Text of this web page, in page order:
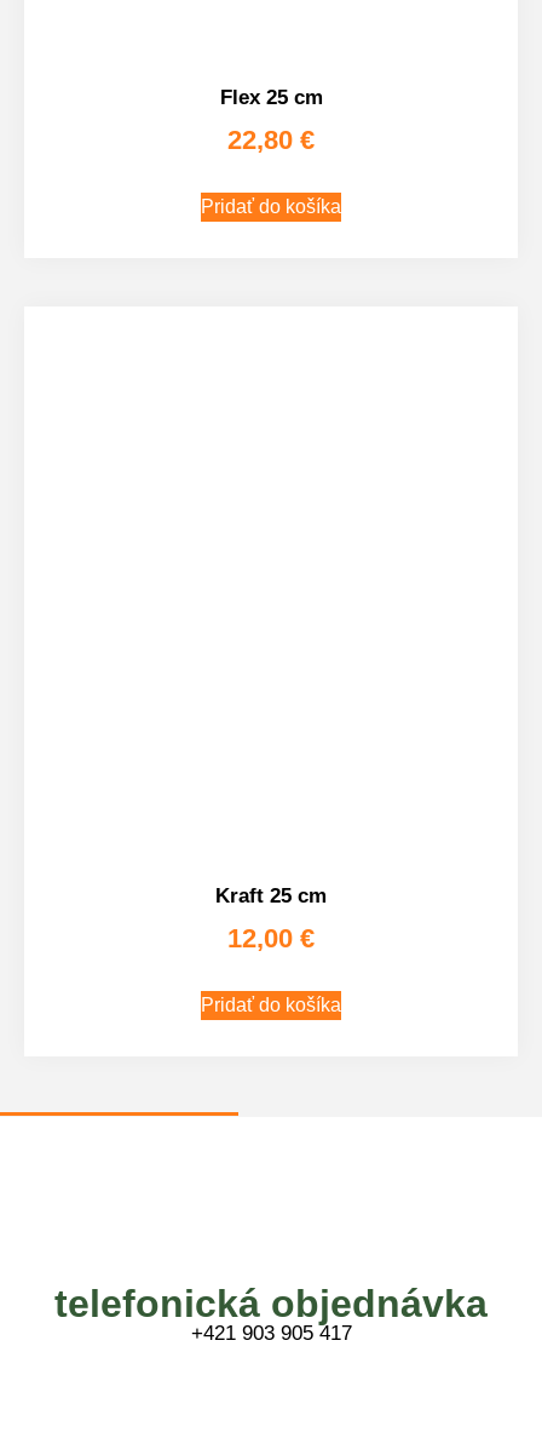
Flex 25 cm
22,80 €
Pridať do košíka
Kraft 25 cm
12,00 €
Pridať do košíka
telefonická objednávka
+421 903 905 417